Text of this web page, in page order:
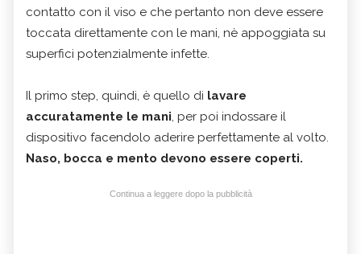
contatto con il viso e che pertanto non deve essere
toccata direttamente con le mani, nè appoggiata su
superfici potenzialmente infette.
Il primo step, quindi, è quello di lavare
accuratamente le mani, per poi indossare il
dispositivo facendolo aderire perfettamente al volto.
Naso, bocca e mento devono essere coperti.
Continua a leggere dopo la pubblicità